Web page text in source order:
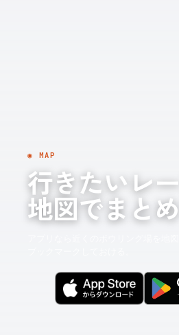
◉ MAP
行きたいレー
地図でまとめ